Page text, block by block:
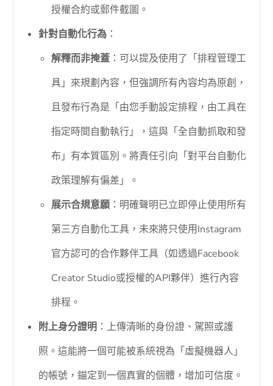
授權合約或郵件截圖。
針對自動化行為 ：
解釋而非掩蓋：可以提及使用了「排程管理工
具」來規劃內容，但強調所有內容均為原創，
且發布行為是「由您手動設定排程，由工具在
指定時間自動執行」，這與「全自動抓取和發
布」有本質區別。將責任引向「對平台自動化
政策理解有偏差」。
展示合規意願：明確聲明已立即停止使用所有
第三方自動化工具，未來將只使用Instagram
官方認可的合作夥伴工具（如透過Facebook
Creator Studio或授權的API夥伴）進行內容
排程。
附上身分證明 ：上傳清晰的身份證、駕照或護
照。這能將一個可能被系統視為「虛擬機器人」
的帳號，錨定到一個真實的個體，增加可信度。